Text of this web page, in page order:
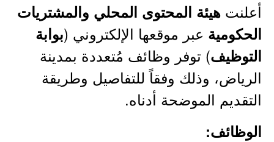
أعلنت هيئة المحتوى المحلي والمشتريات
الحكومية عبر موقعها الإلكتروني (بوابة
التوظيف) توفر وظائف مُتعددة بمدينة
الرياض، وذلك وفقاً للتفاصيل وطريقة
التقديم الموضحة أدناه.
الوظائف: